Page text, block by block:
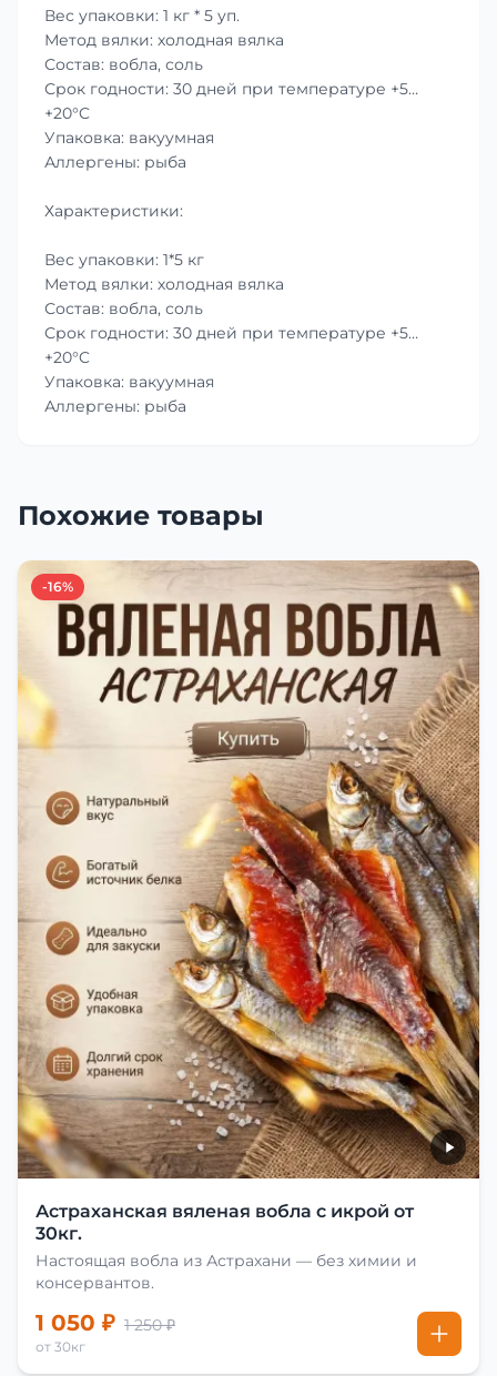
Вес упаковки: 1 кг * 5 уп.
Метод вялки: холодная вялка
Состав: вобла, соль
Срок годности: 30 дней при температуре +5…
+20°C
Упаковка: вакуумная
Аллергены: рыба
Характеристики:
Вес упаковки: 1*5 кг
Метод вялки: холодная вялка
Состав: вобла, соль
Срок годности: 30 дней при температуре +5…
+20°C
Упаковка: вакуумная
Аллергены: рыба
Похожие товары
-16%
Астраханская вяленая вобла с икрой от
30кг.
Настоящая вобла из Астрахани — без химии и
консервантов.
1 050 ₽ 1 250 ₽
от 30кг